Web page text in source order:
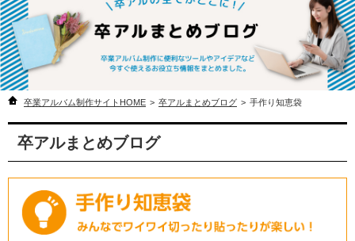
卒業アルバム制作サイトHOME > 卒アルまとめブログ > 手作り知恵袋
卒アルまとめブログ